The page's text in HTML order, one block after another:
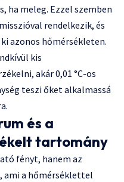
ha meleg. Ezzel szemben
rendelkezik, és
azonos hőmérsékleten.
kis
akár 0,01 °C-os
teszi őket alkalmassá
és a
tartomány
fényt, hanem az
ami a hőmérséklettel